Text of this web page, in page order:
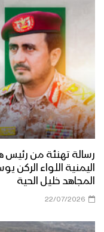
رسالة تهنئة من رئيس
اليمنية اللواء
المجاهد خليل الحية
22/07/2026